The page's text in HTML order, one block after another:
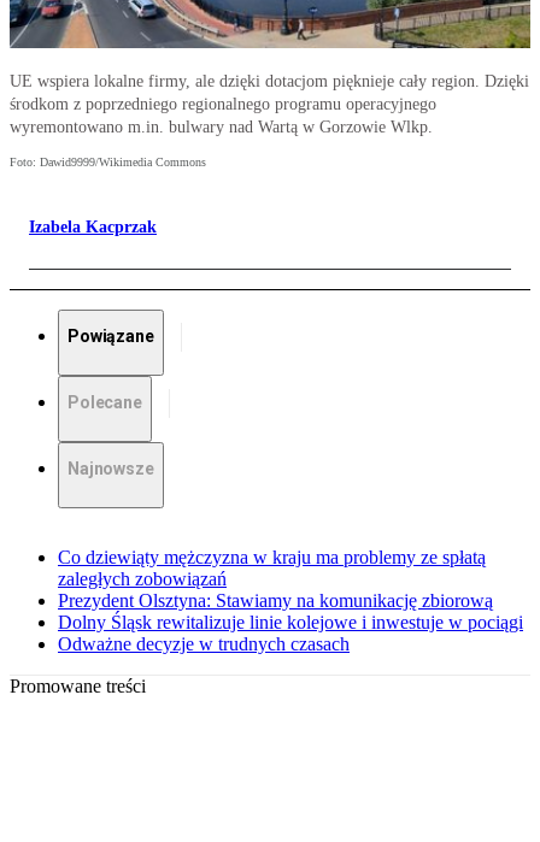
UE wspiera lokalne firmy, ale dzięki dotacjom pięknieje cały region. Dzięki
środkom z poprzedniego regionalnego programu operacyjnego
wyremontowano m.in. bulwary nad Wartą w Gorzowie Wlkp.
Foto: Dawid9999/Wikimedia Commons
Izabela Kacprzak
Powiązane
Polecane
Najnowsze
Co dziewiąty mężczyzna w kraju ma problemy ze spłatą
zaległych zobowiązań
Prezydent Olsztyna: Stawiamy na komunikację zbiorową
Dolny Śląsk rewitalizuje linie kolejowe i inwestuje w pociągi
Odważne decyzje w trudnych czasach
Promowane treści